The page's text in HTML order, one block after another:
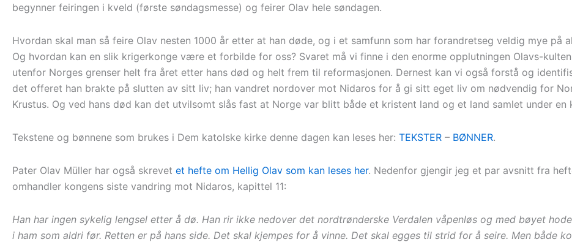
begynner feiringen i kveld (første søndagsmesse) og feirer Olav hele søndagen.
Hvordan skal man så feire Olav nesten 1000 år etter at han døde, og i et samfunn som har forandretseg veldig mye på
Og hvordan kan en slik krigerkonge være et forbilde for oss? Svaret må vi finne i den enorme opplutningen Olavs-
utenfor Norges grenser helt fra året etter hans død og helt frem til reformasjonen. Dernest kan vi også forstå og
det offeret han brakte på slutten av sitt liv; han vandret nordover mot Nidaros for å gi sitt eget liv om nødvendig for
Krustus. Og ved hans død kan det utvilsomt slås fast at Norge var blitt både et kristent land og et land samlet under en
Tekstene og bønnene som brukes i Dem katolske kirke denne dagen kan leses her: TEKSTER – BØNNER.
Pater Olav Müller har også skrevet et hefte om Hellig Olav som kan leses her. Nedenfor gjengir jeg et par avsnitt fra
omhandler kongens siste vandring mot Nidaros, kapittel 11:
Han har ingen sykelig lengsel etter å dø. Han rir ikke nedover det nordtrønderske Verdalen våpenløs og med bøyet
i ham som aldri før. Retten er på hans side. Det skal kjempes for å vinne. Det skal egges til strid for å seire. Men både